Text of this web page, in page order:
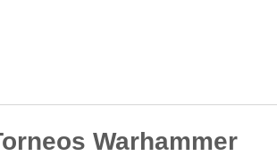
Warhammer